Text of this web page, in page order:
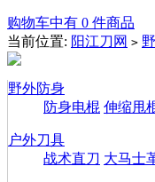
购物车中有 0 件商品
当前位置: 阳江刀网 >
野外防身
防身电棍 伸缩甩
户外刀具
战术直刀 大马士